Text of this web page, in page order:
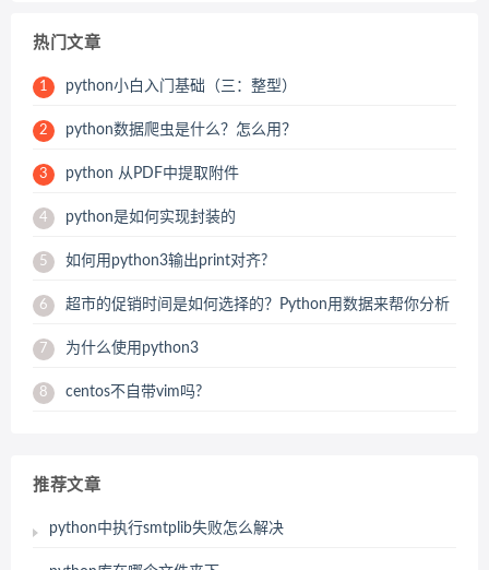
热门文章
1 python小白入门基础（三：整型）
2 python数据爬虫是什么？怎么用？
3 python 从PDF中提取附件
4 python是如何实现封装的
5 如何用python3输出print对齐?
6 超市的促销时间是如何选择的？Python用数据来帮你分析
7 为什么使用python3
8 centos不自带vim吗?
推荐文章
python中执行smtplib失败怎么解决